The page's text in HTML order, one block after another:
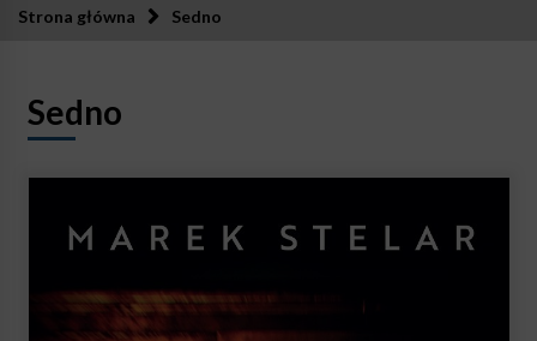
Strona główna Sedno
Sedno